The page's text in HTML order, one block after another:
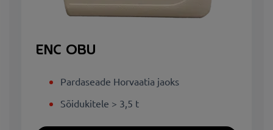
ENC OBU
Pardaseade Horvaatia jaoks
Sõidukitele > 3,5 t